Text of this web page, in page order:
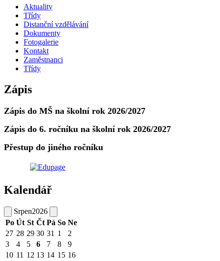
Aktuality
Třídy
Distanční vzdělávání
Dokumenty
Fotogalerie
Kontakt
Zaměstnanci
Třídy
Zápis
Zápis do MŠ na školní rok 2026/2027
Zápis do 6. ročníku na školní rok 2026/2027
Přestup do jiného ročníku
Kalendář
Srpen2026
Po Út St Čt Pá So Ne
27 28 29 30 31 1
2
3
4 5 6 7 8
9
10 11 12 13 14 15 16